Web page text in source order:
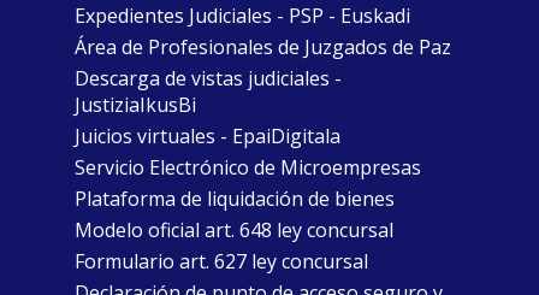
Expedientes Judiciales - PSP - Euskadi
Área de Profesionales de Juzgados de Paz
Descarga de vistas judiciales -
JustiziaIkusBi
Juicios virtuales - EpaiDigitala
Servicio Electrónico de Microempresas
Plataforma de liquidación de bienes
Modelo oficial art. 648 ley concursal
Formulario art. 627 ley concursal